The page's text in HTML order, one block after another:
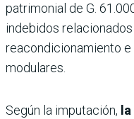
patrimonial de G.
indebidos
reacondicionamiento
modulares.
Según la imputación,